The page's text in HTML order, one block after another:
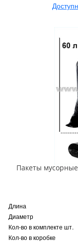
Пакеты
Длина
Диаметр
Кол-во в комплекте шт.
Кол-во в коробке